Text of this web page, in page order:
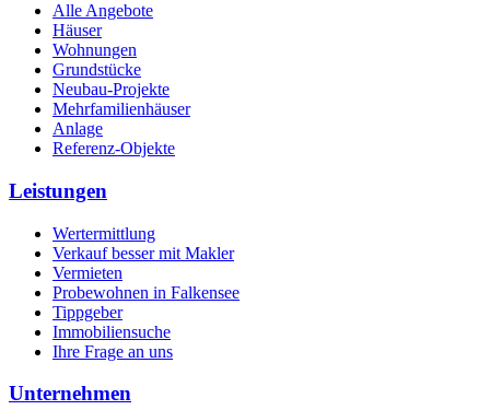
Alle Angebote
Häuser
Wohnungen
Grundstücke
Neubau-Projekte
Mehrfamilienhäuser
Anlage
Referenz-Objekte
Leistungen
Wertermittlung
Verkauf besser mit Makler
Vermieten
Probewohnen in Falkensee
Tippgeber
Immobiliensuche
Ihre Frage an uns
Unternehmen